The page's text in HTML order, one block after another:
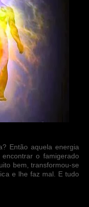
Então aquela energia
o famigerado
bem, transformou-se
e lhe faz mal. E tudo